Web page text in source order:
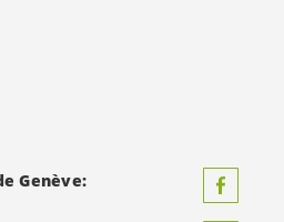
Genève: